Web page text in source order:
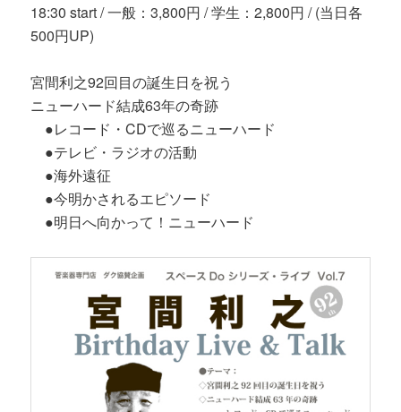
18:30 start / 一般：3,800円 / 学生：2,800円 / (当日各
500円UP)
宮間利之92回目の誕生日を祝う
ニューハード結成63年の奇跡
●レコード・CDで巡るニューハード
●テレビ・ラジオの活動
●海外遠征
●今明かされるエピソード
●明日へ向かって！ニューハード